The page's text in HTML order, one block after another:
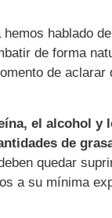
hablado
de forma
de aclarar
el alcohol y
de
quedar
a su mínima